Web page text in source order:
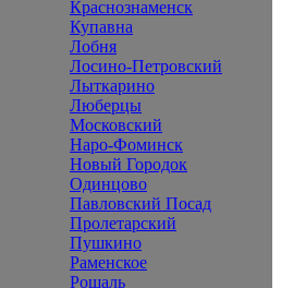
Краснознаменск
Купавна
Лобня
Лосино-Петровский
Лыткарино
Люберцы
Московский
Наро-Фоминск
Новый Городок
Одинцово
Павловский Посад
Пролетарский
Пушкино
Раменское
Рошаль